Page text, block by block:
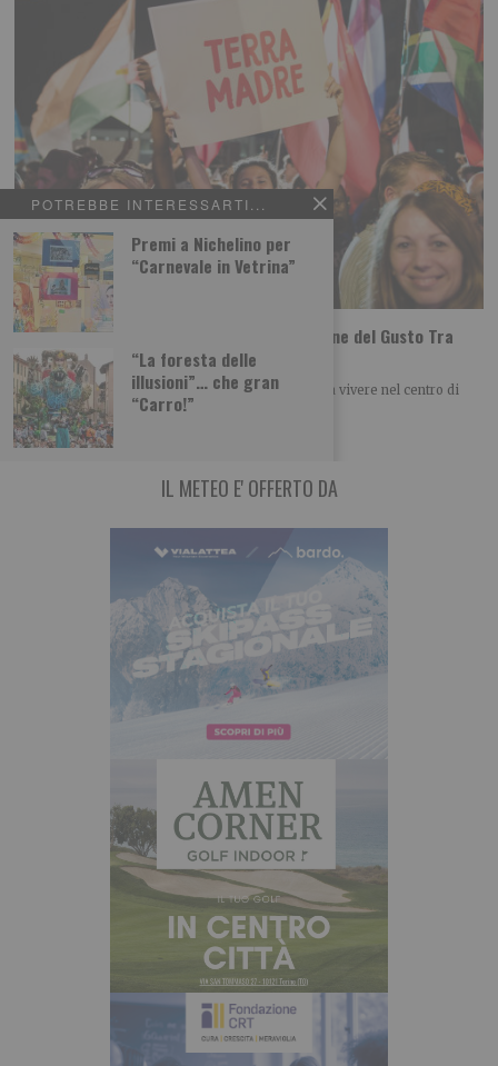
POTREBBE INTERESSARTI...
Premi a Nichelino per
“Carnevale in Vetrina”
“La foresta delle
illusioni”… che gran
“Carro!”
Tutti i gusti del mondo a Terra Madre Salone del Gusto Tra
poco più di un mese a Torino
Una selezione di laboratori, degustazioni e cene da vivere nel centro di
Torino dal 24 al
IL METEO E' OFFERTO DA